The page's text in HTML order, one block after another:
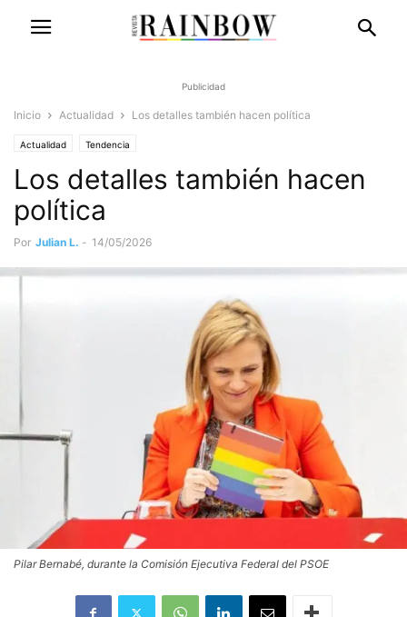
Publicidad
Inicio Actualidad Los detalles también hacen política
Actualidad Tendencia
Los detalles también hacen
política
Por Julian L. - 14/05/2026
Pilar Bernabé, durante la Comisión Ejecutiva Federal del PSOE